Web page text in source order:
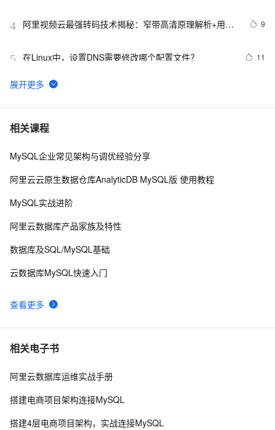
4 阿里视频云最强转码技术揭秘：窄带高清原理解析+用户
9
5 在Linux中，设置DNS需要修改哪个配置文件？ 11
6
深入解析消息认证码（MAC）算法：HmacMD5与
7 vim命令入门解析
8 【C++调试】深入探索C++调试：从DWARF到堆栈解析
详解：探索隐藏于背后的力量
10Golang语言使用 jwt-go 库生成和解析 token
相关课程
查看更多
MySQL企业常见架构与调优经验分享
阿里云云原生数据仓库AnalyticDB MySQL版 使用教程
MySQL实战进阶
阿里云数据库产品家族及特性
数据库及SQL/MySQL基础
云数据库MySQL快速入门
相关电子书
阿里云数据库运维实战手册
搭建电商项目架构连接MySQL
搭建4层电商项目架构，实战连接MySQL